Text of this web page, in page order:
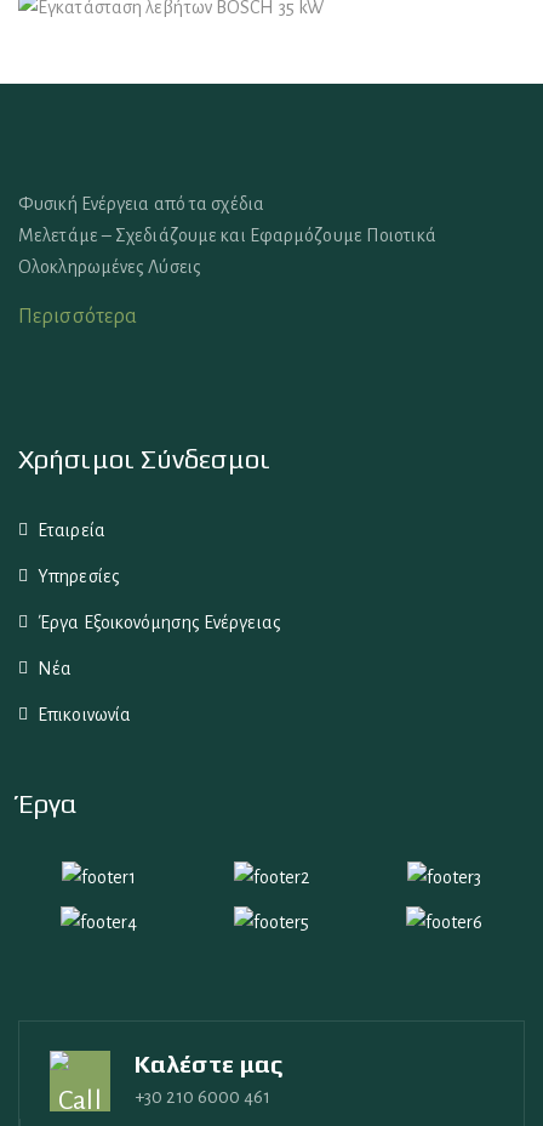
Φυσική Ενέργεια από τα σχέδια
Μελετάμε – Σχεδιάζουμε και Εφαρμόζουμε Ποιοτικά
Ολοκληρωμένες Λύσεις
Περισσότερα
Χρήσιμοι Σύνδεσμοι
Εταιρεία
Υπηρεσίες
Έργα Εξοικονόμησης Ενέργειας
Νέα
Επικοινωνία
Έργα
Καλέστε μας
+30 210 6000 461